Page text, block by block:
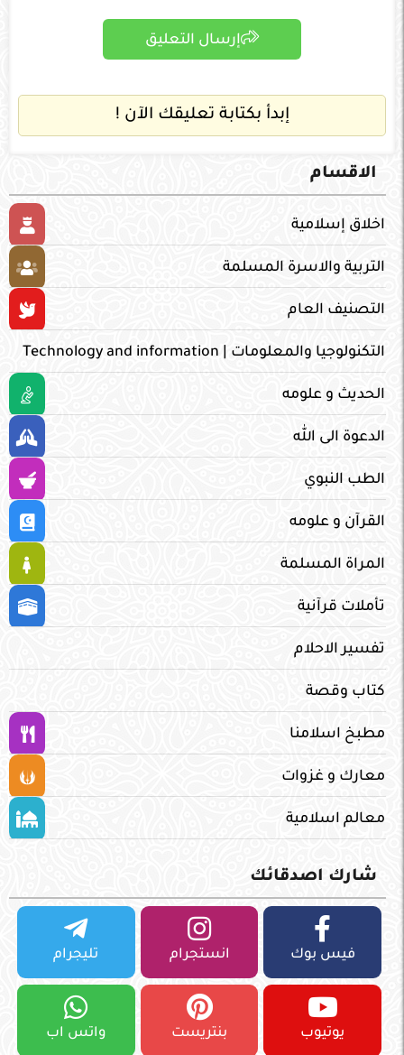
إرسال التعليق
إبدأ بكتابة تعليقك الآن !
الاقسام
اخلاق إسلامية
التربية والاسرة المسلمة
التصنيف العام
التكنولوجيا والمعلومات | Technology and information
الحديث و علومه
الدعوة الى الله
الطب النبوي
القرآن و علومه
المراة المسلمة
تأملات قرآنية
تفسير الاحلام
كتاب وقصة
مطبخ اسلامنا
معارك و غزوات
معالم اسلامية
شارك اصدقائك
فيس بوك انستجرام تليجرام
يوتيوب بنتريست واتس اب